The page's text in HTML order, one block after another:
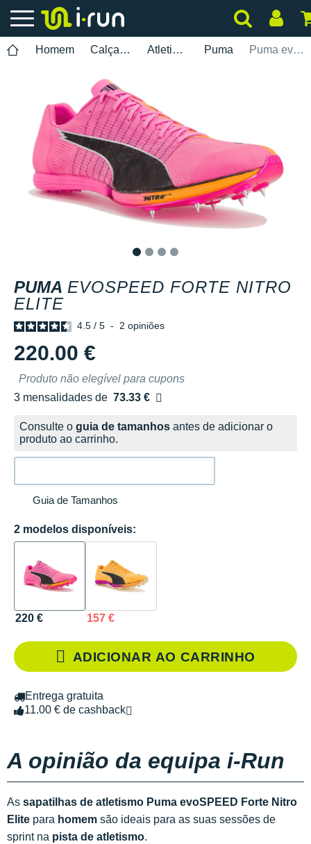
Homem Calçados Atletismo Puma Puma evoSPEED Forte Nitro Elite
PUMA EVOSPEED FORTE NITRO
ELITE
4.5 / 5 - 2 opiniões
220.00 €
Produto não elegível para cupons
3 mensalidades de 73.33 €
sem custos
Consulte o guia de tamanhos antes de adicionar o
produto ao carrinho.
Guia de Tamanhos
2 modelos disponíveis:
220 € 157 €
ADICIONAR AO CARRINHO
Entrega gratuita
11.00 € de cashback
A opinião da equipa i-Run
As sapatilhas de atletismo Puma evoSPEED Forte Nitro
Elite para homem são ideais para as suas sessões de
sprint na pista de atletismo.